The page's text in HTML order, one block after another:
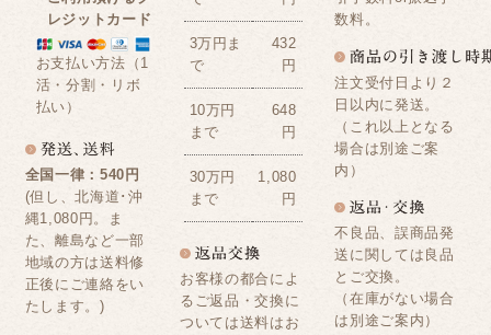
レジットカード
お支払い方法（1
活・分割・リボ
払い）
全国一律：540円
(但し、北海道･沖
縄1,080円。ま
た、離島など一部
地域の方は送料修
正後にご連絡をい
たします。)
3万円ま
で
432
円
10万円
まで
648
円
30万円
まで
1,080
円
お客様の都合によ
るご返品・交換に
ついては送料はお
数料。
注文受付日より２
日以内に発送。
（これ以上となる
場合は別途ご案
内）
不良品、誤商品発
送に関しては良品
とご交換。
（在庫がない場合
は別途ご案内）